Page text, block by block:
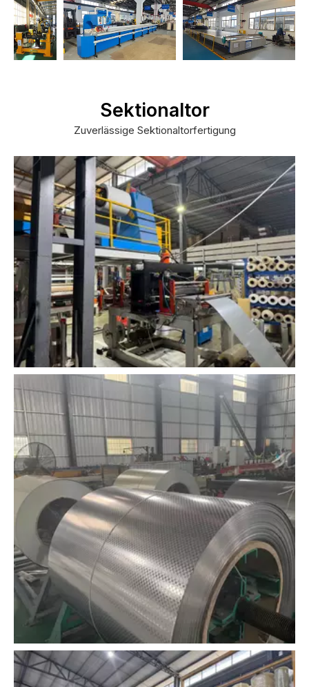
Sektionaltor
Zuverlässige Sektionaltorfertigung